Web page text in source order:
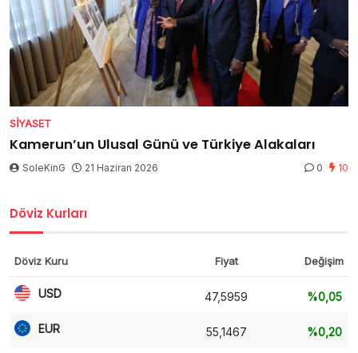
SIYASET
Kamerun’un Ulusal Günü ve Türkiye Alakaları
SoleKinG 21 Haziran 2026 0 10
Döviz Kurları
Döviz Kuru Fiyat Değişim
USD 47,5959 %0,05
EUR 55,1467 %0,20